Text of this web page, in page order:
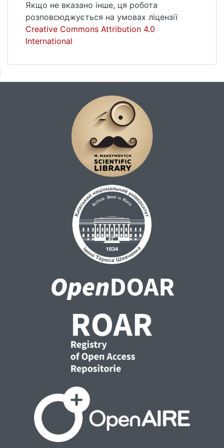
Якщо не вказано інше, ця робота
розповсюджується на умовах ліцензії
Creative Commons Attribution 4.0
International